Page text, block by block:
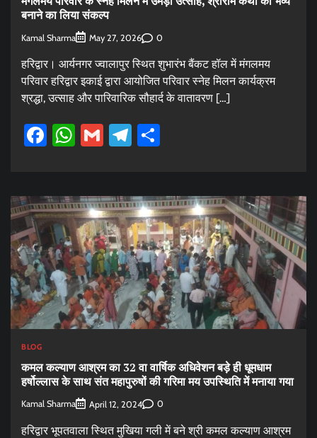
बनाने का लिया संकल्प
Kamal Sharma May 27, 2026 0
हरिद्वार। आर्यनगर ज्वालापुर स्थित शुभारंभ बैंकट हॉल में मंगलमय
परिवार हरिद्वार इकाई द्वारा आयोजित परिवार स्नेह मिलन कार्यक्रम
श्रद्धा, उत्साह और पारिवारिक सौहार्द के वातावरण […]
Facebook
WhatsApp
GmailTelegram
BLOG
कमल कल्याण आश्रम का 32 वा वार्षिक अधिवेशन बड़े ही धूमधाम
हर्षोल्लास के साथ संत महापुरुषों की गरिमा मय उपस्थिति में मनाया गया
Kamal Sharma April 12, 2024 0
हरिद्वार भूपतवाला स्थित मुखिया गली में बने श्री कमल कल्याण आश्रम